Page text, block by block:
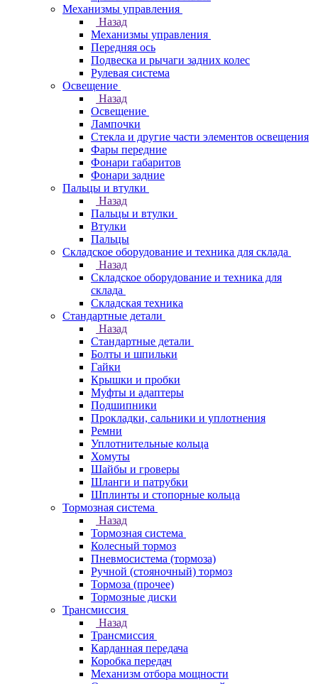
Механизмы управления
Назад
Механизмы управления
Передняя ось
Подвеска и рычаги задних колес
Рулевая система
Освещение
Назад
Освещение
Лампочки
Стекла и другие части элементов освещения
Фары передние
Фонари габаритов
Фонари задние
Пальцы и втулки
Назад
Пальцы и втулки
Втулки
Пальцы
Складское оборудование и техника для склада
Назад
Складское оборудование и техника для
склада
Складская техника
Стандартные детали
Назад
Стандартные детали
Болты и шпильки
Гайки
Крышки и пробки
Муфты и адаптеры
Подшипники
Прокладки, сальники и уплотнения
Ремни
Уплотнительные кольца
Хомуты
Шайбы и гроверы
Шланги и патрубки
Шплинты и стопорные кольца
Тормозная система
Назад
Тормозная система
Колесный тормоз
Пневмосиcтема (тормоза)
Ручной (стояночный) тормоз
Тормоза (прочее)
Тормозные диски
Трансмиссия
Назад
Трансмиссия
Карданная передача
Коробка передач
Механизм отбора мощности